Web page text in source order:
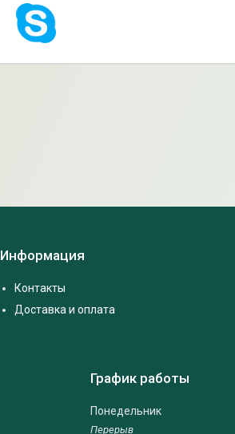
Информация
Контакты
Доставка и оплата
График работы
Понедельник